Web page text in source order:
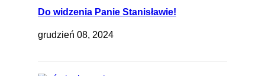
Do widzenia Panie Stanisławie!
grudzień 08, 2024